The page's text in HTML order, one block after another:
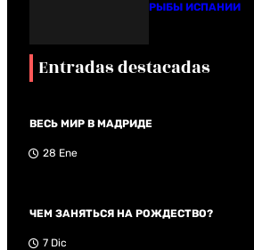
РЫБЫ ИСПАНИИ
Entradas destacadas
ВЕСЬ МИР В МАДРИДЕ
28 Ene
ЧЕМ ЗАНЯТЬСЯ НА РОЖДЕСТВО?
7 Dic